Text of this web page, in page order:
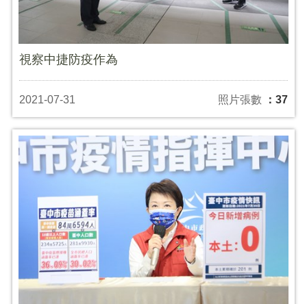
視察中捷防疫作為
2021-07-31 照片張數 ：37